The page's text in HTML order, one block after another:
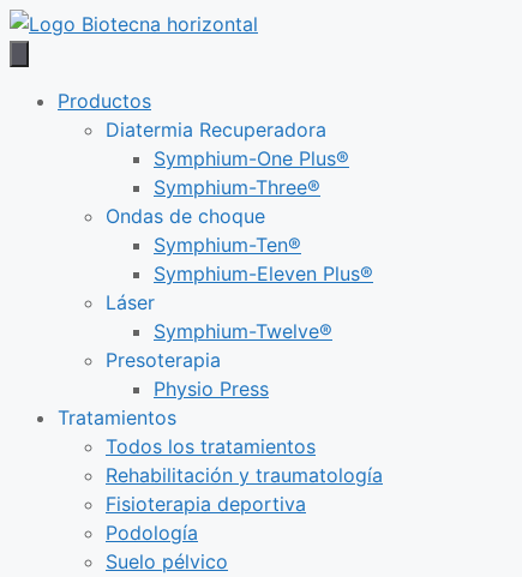
Saltar
Productos
Diatermia Recuperadora
Symphium-One Plus®
Symphium-Three®
Ondas de choque
Symphium-Ten®
Symphium-Eleven Plus®
Láser
Symphium-Twelve®
Presoterapia
Physio Press
Tratamientos
Todos los tratamientos
Rehabilitación y traumatología
Fisioterapia deportiva
Podología
Suelo pélvico